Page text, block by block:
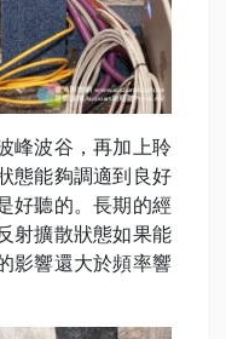
峰波谷，再加上聆
態能夠調適到良好
好聽的。長期的經
射擴散狀態如果能
影響還大於頻率響